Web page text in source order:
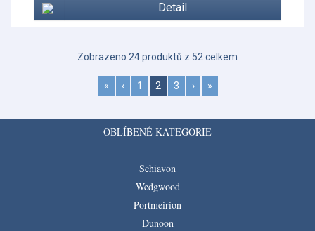
Detail
Zobrazeno 24 produktů z 52 celkem
« ‹ 1 2 3 › »
OBLÍBENÉ KATEGORIE
Schiavon
Wedgwood
Portmeirion
Dunoon